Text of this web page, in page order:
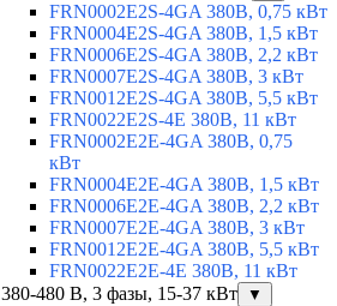
FRN0002E2S-4GA 380В, 0,75 кВт
FRN0004E2S-4GA 380В, 1,5 кВт
FRN0006E2S-4GA 380В, 2,2 кВт
FRN0007E2S-4GA 380В, 3 кВт
FRN0012E2S-4GA 380В, 5,5 кВт
FRN0022E2S-4E 380В, 11 кВт
FRN0002E2E-4GA 380В, 0,75
кВт
FRN0004E2E-4GA 380В, 1,5 кВт
FRN0006E2E-4GA 380В, 2,2 кВт
FRN0007E2E-4GA 380В, 3 кВт
FRN0012E2E-4GA 380В, 5,5 кВт
FRN0022E2E-4E 380В, 11 кВт
380-480 В, 3 фазы, 15-37 кВт
▼